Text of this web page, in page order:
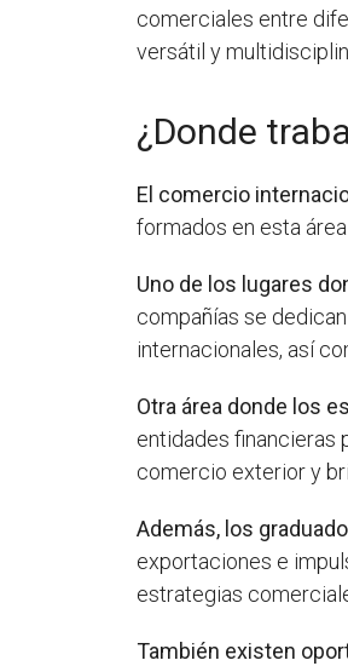
comerciales entre
versátil y
¿Donde
El comercio
formados en esta
Uno de los lugares
compañías se
internacionales, así
Otra área donde los
entidades financieras
comercio exterior y
Además, los
exportaciones e
estrategias
También existen